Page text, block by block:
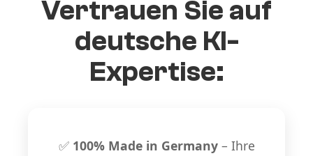
Vertrauen Sie auf
deutsche KI-
Expertise:
✅ 100% Made in Germany– Ihre